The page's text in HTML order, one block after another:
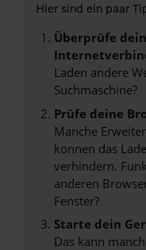
Hier sind ein paar
Überprüfe
Laden andere
Suchmaschine?
Prüfe deine
Manche
können das
verhindern.
anderen
Fenster?
Starte dein
Das kann